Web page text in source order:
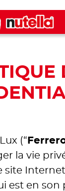
(“
la vie
site Internet
est en son